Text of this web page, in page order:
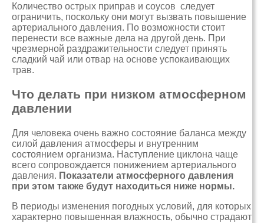
Количество острых приправ и соусов следует
ограничить, поскольку они могут вызвать повышение
артериального давления. По возможности стоит
перенести все важные дела на другой день. При
чрезмерной раздражительности следует принять
сладкий чай или отвар на основе успокаивающих
трав.
Что делать при низком атмосферном
давлении
Для человека очень важно состояние баланса между
силой давления атмосферы и внутренним
состоянием организма. Наступление циклона чаще
всего сопровождается понижением артериального
давления. Показатели атмосферного давления
при этом также будут находиться ниже нормы.
В периоды изменения погодных условий, для которых
характерно повышенная влажность, обычно страдают